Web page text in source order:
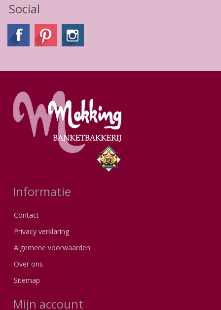
Social
Informatie
Contact
Privacy verklaring
Algemene voorwaarden
Over ons
Sitemap
Mijn account